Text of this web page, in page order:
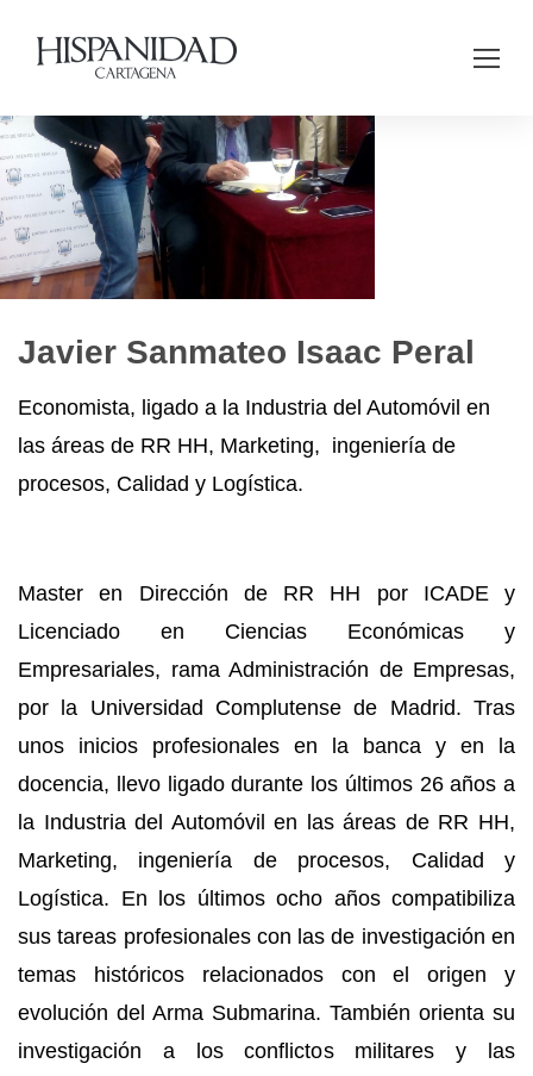
Javier Sanmateo Isaac Peral
Economista, ligado a la Industria del Automóvil en
las áreas de RR HH, Marketing, ingeniería de
procesos, Calidad y Logística.
Master en Dirección de RR HH por ICADE y
Licenciado en Ciencias Económicas y
Empresariales, rama Administración de Empresas,
por la Universidad Complutense de Madrid. Tras
unos inicios profesionales en la banca y en la
docencia, llevo ligado durante los últimos 26 años a
la Industria del Automóvil en las áreas de RR HH,
Marketing, ingeniería de procesos, Calidad y
Logística. En los últimos ocho años compatibiliza
sus tareas profesionales con las de investigación en
temas históricos relacionados con el origen y
evolución del Arma Submarina. También orienta su
investigación a los conflictos militares y las